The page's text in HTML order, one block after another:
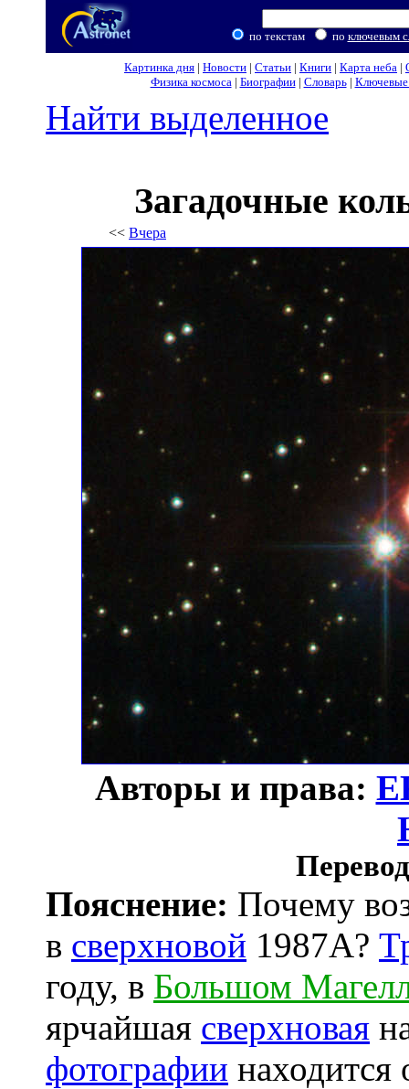
по текстам по ключевым
Картинка дня | Новости | Статьи | Книги | Карта неба |
Физика космоса| Биографии| Словарь| Ключевые
Найти выделенное
Загадочные
<< Вчера
Авторы и права:
Пояснение: Почему
в сверхновой 1987A?
году, в Большом
ярчайшая сверхновая
фотографии находится